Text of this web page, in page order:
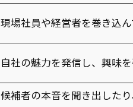
現場社員や経営者を巻き込
自社の魅力を発信し、興味
候補者の本音を聞き出した